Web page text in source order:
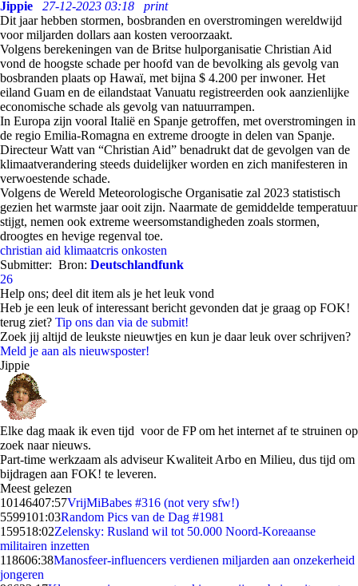
Jippie
27-12-2023 03:18
print
Dit jaar hebben stormen, bosbranden en overstromingen wereldwijd
voor miljarden dollars aan kosten veroorzaakt.
Volgens berekeningen van de Britse hulporganisatie Christian Aid
vond de hoogste schade per hoofd van de bevolking als gevolg van
bosbranden plaats op Hawaï, met bijna $ 4.200 per inwoner. Het
eiland Guam en de eilandstaat Vanuatu registreerden ook aanzienlijke
economische schade als gevolg van natuurrampen.
In Europa zijn vooral Italië en Spanje getroffen, met overstromingen in
de regio Emilia-Romagna en extreme droogte in delen van Spanje.
Directeur Watt van “Christian Aid” benadrukt dat de gevolgen van de
klimaatverandering steeds duidelijker worden en zich manifesteren in
verwoestende schade.
Volgens de Wereld Meteorologische Organisatie zal 2023 statistisch
gezien het warmste jaar ooit zijn. Naarmate de gemiddelde temperatuur
stijgt, nemen ook extreme weersomstandigheden zoals stormen,
droogtes en hevige regenval toe.
christian aid klimaatcris onkosten
Submitter: Bron: Deutschlandfunk
26
Help ons; deel dit item als je het leuk vond
Heb je een leuk of interessant bericht gevonden dat je graag op FOK!
terug ziet? Tip ons dan via de submit!
Zoek jij altijd de leukste nieuwtjes en kun je daar leuk over schrijven?
Meld je aan als nieuwsposter!
Jippie
Elke dag maak ik even tijd voor de FP om het internet af te struinen op
zoek naar nieuws.
Part-time werkzaam als adviseur Kwaliteit Arbo en Milieu, dus tijd om
bijdragen aan FOK! te leveren.
Meest gelezen
10146407:57VrijMiBabes #316 (not very sfw!)
5599101:03Random Pics van de Dag #1981
159518:02Zelensky: Rusland wil tot 50.000 Noord-Koreaanse
militairen inzetten
118606:38Manosfeer-influencers verdienen miljarden aan onzekerheid
jongeren